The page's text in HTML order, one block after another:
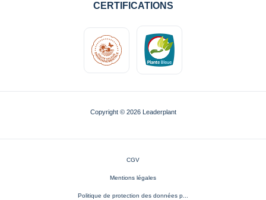
CERTIFICATIONS
Copyright © 2026 Leaderplant
CGV
Mentions légales
Politique de protection des données p...